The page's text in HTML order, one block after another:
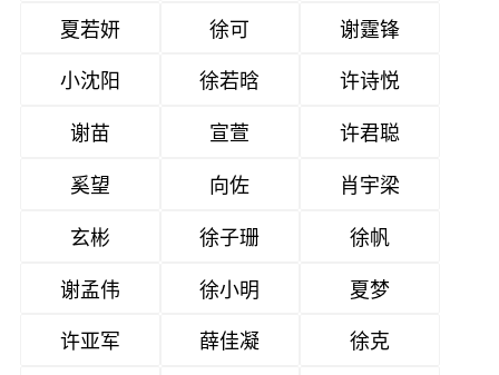
夏若妍
徐可
谢霆锋
小沈阳
徐若晗
许诗悦
谢苗
宣萱
许君聪
奚望
向佐
肖宇梁
玄彬
徐子珊
徐帆
谢孟伟
徐小明
夏梦
许亚军
薛佳凝 徐克